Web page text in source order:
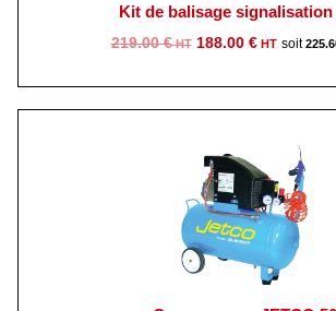
Kit de balisage signalisation
219.00€
Le
188.00 €
Le
188.00 €.